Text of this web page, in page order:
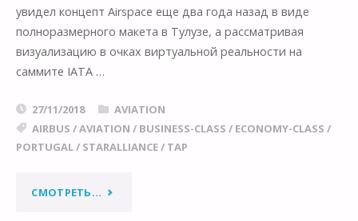
увидел концепт Airspace еще два года назад в виде
полноразмерного макета в Тулузе, а рассматривая
визуализацию в очках виртуальной реальности на
саммите IATA …
27/11/2018
AVIATION
AIRBUS /AVIATION / BUSINESS-CLASS / ECONOMY-CLASS /
PORTUGAL/ STARALLIANCE/ TAP
СМОТРЕТЬ... "AIRBUS